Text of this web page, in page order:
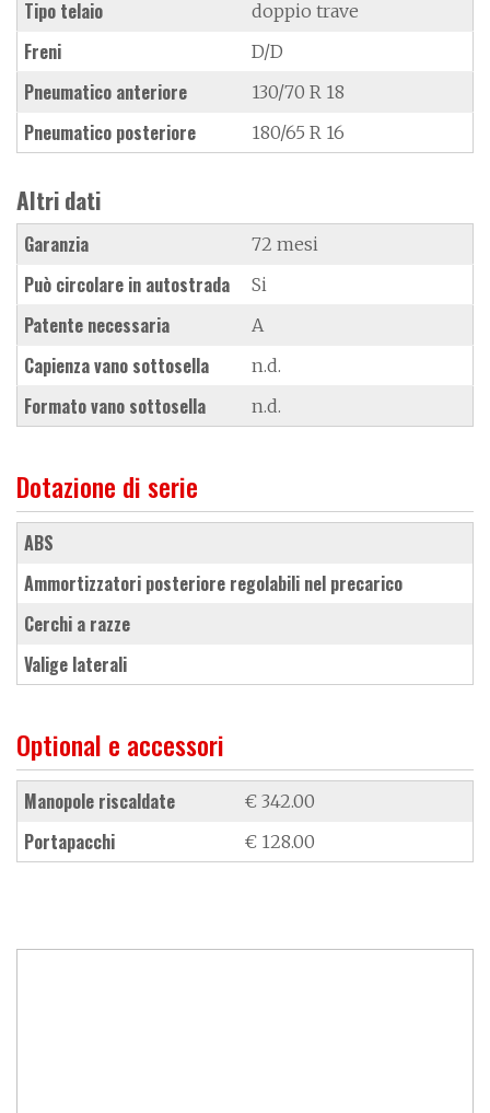
Tipo telaio doppio trave
Freni D/D
Pneumatico anteriore 130/70 R 18
Pneumatico posteriore 180/65 R 16
Altri dati
Garanzia 72 mesi
Può circolare in autostrada Si
Patente necessaria A
Capienza vano sottosella n.d.
Formato vano sottosella n.d.
Dotazione di serie
ABS
ammortizzatori posteriore regolabili nel precarico
cerchi a razze
valige laterali
Optional e accessori
manopole riscaldate € 342.00
portapacchi € 128.00